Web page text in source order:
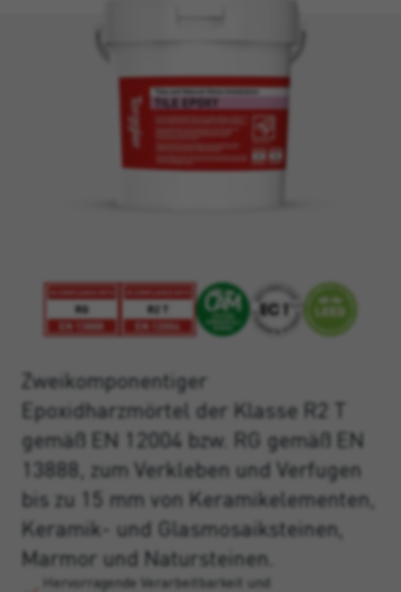
Zweikomponentiger
Epoxidharzmörtel der Klasse R2 T
gemäß EN 12004 bzw. RG gemäß EN
13888, zum Verkleben und Verfugen
bis zu 15 mm von Keramikelementen,
Keramik- und Glasmosaiksteinen,
Marmor und Natursteinen.
Hervorragende Verarbeitbarkeit und